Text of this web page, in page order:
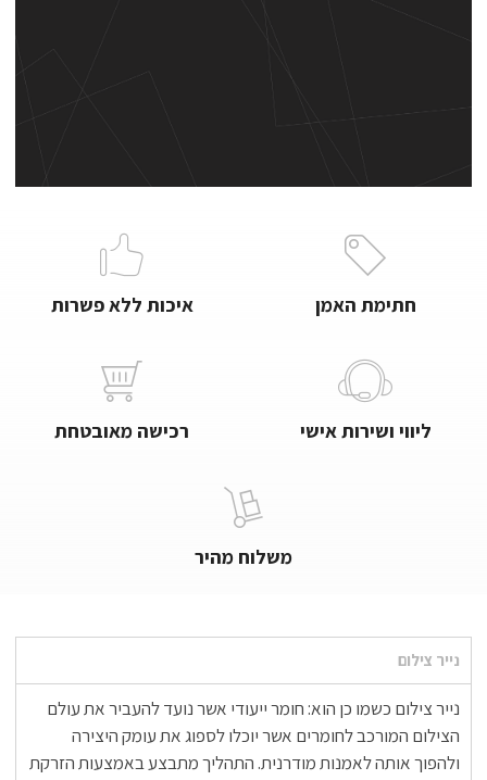
חתימת האמן איכות ללא פשרות
ליווי ושירות אישי רכישה מאובטחת
משלוח מהיר
נייר צילום
נייר צילום כשמו כן הוא: חומר ייעודי אשר נועד להעביר את עולם
הצילום המורכב לחומרים אשר יוכלו לספוג את עומק היצירה
ולהפוך אותה לאמנות מודרנית. התהליך מתבצע באמצעות הזרקת